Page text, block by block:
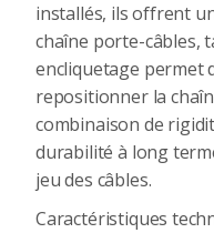
installés, ils offrent
chaîne porte-câbles,
encliquetage permet
repositionner la
combinaison de
durabilité à long
jeu des câbles.
Caractéristiques